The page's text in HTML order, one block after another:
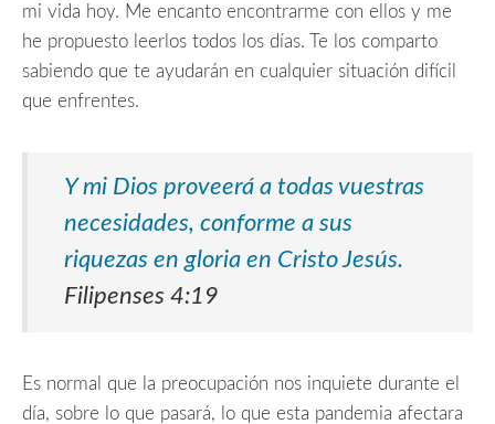
mi vida hoy. Me encanto encontrarme con ellos y me
he propuesto leerlos todos los días. Te los comparto
sabiendo que te ayudarán en cualquier situación difícil
que enfrentes.
Y mi Dios proveerá a todas vuestras
necesidades, conforme a sus
riquezas en gloria en Cristo Jesús.
Filipenses 4:19
Es normal que la preocupación nos inquiete durante el
día, sobre lo que pasará, lo que esta pandemia afectara